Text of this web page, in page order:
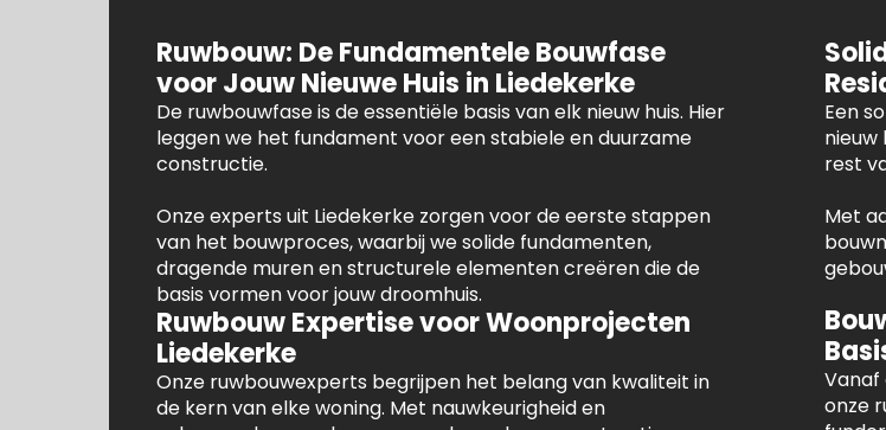
Ruwbouw: De Fundamentele Bouwfase
voor Jouw Nieuwe Huis in Liedekerke
De ruwbouwfase is de essentiële basis van elk nieuw huis. Hier
leggen we het fundament voor een stabiele en duurzame
constructie.
Onze experts uit Liedekerke zorgen voor de eerste stappen
van het bouwproces, waarbij we solide fundamenten,
dragende muren en structurele elementen creëren die de
basis vormen voor jouw droomhuis.
Ruwbouw Expertise voor Woonprojecten
Liedekerke
Onze ruwbouwexperts begrijpen het belang van kwaliteit in
de kern van elke woning. Met nauwkeurigheid en
Een
nieuw
rest
Met
Vanaf
onze